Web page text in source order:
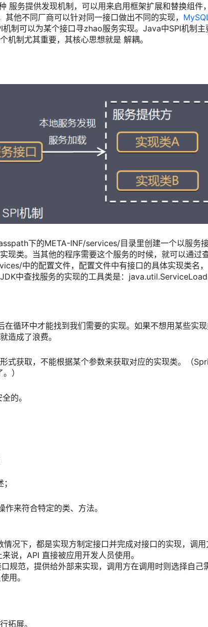
务提供发现机制，可以用来启用框架扩展和替换组件
他不同厂商可以针对同一接口做出不同的实现，
制可以为某个接口寻zhao服务实现。Java中SPI机制主
机制尤其重要，其核心思想就是 解耦。
下的META-INF/services/目录里创建一个以服务
现类。当其他的程序需要这个服务的时候，就可以通过
中的配置文件，配置文件中有接口的具体实现类名
中查找服务的实现的工具类是：
循环中才能找到我们需要的实现。如果不想用某些实
造成了浪费。
式获取，不能根据某个参数来获取对应的实现类。（
）
的。
来符合特定的类、方法。
况下，都是实现方制定接口并完成对接口的实现，调用
说，API 直接被应用开发人员使用。
规范，提供给外部来实现，调用方在调用时则选择自己
用。
拓展。